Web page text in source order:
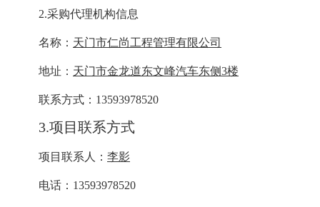
2.采购代理机构信息
名称： 天门市仁尚工程管理有限公司
地址： 天门市金龙道东文峰汽车东侧3楼
联系方式： 13593978520
3.项目联系方式
项目联系人： 李影
电话： 13593978520